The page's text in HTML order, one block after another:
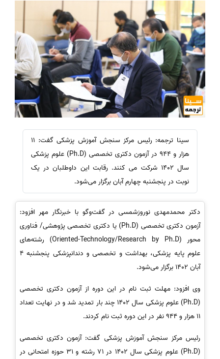
سینا ترجمه: رئیس مرکز سنجش آموزش پزشکی گفت: 11
هزار و 944 در آزمون دکتری تخصصی (Ph.D) علوم پزشکی
سال 1402 شرکت می کنند. رقابت این داوطلبان در یک
نوبت در پنجشنبه چهارم آبان برگزار می‌شود.
دکتر محمدمهدی نوروزشمسی در گفت‌وگو با خبرنگار مهر افزود:
آزمون دکتری تخصصی (Ph.D) یا دکتری تخصصی پژوهشی/ فناوری
محور (Oriented-Technology/Research by Ph.D) رشته‌های
علوم پایه پزشکی، بهداشت و تخصصی و دندانپزشکی پنجشنبه 4
آبان 1402 برگزار می‌شود.
وی افزود: مهلت ثبت نام در این دوره از آزمون دکتری تخصصی
(Ph.D) علوم پزشکی سال 1402 چند بار تمدید شد و در نهایت تعداد
11 هزار و 944 نفر در این دوره ثبت نام کردند.
رئیس مرکز سنجش آموزش پزشکی گفت: آزمون دکتری تخصصی
(Ph.D) علوم پزشکی سال 1402 در 71 رشته و 31 حوزه امتحانی در